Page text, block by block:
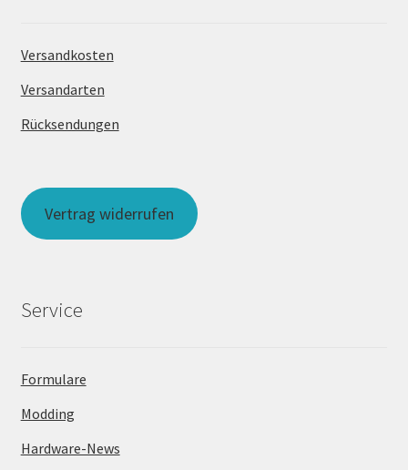
Versandkosten
Versandarten
Rücksendungen
Vertrag widerrufen
Service
Formulare
Modding
Hardware-News